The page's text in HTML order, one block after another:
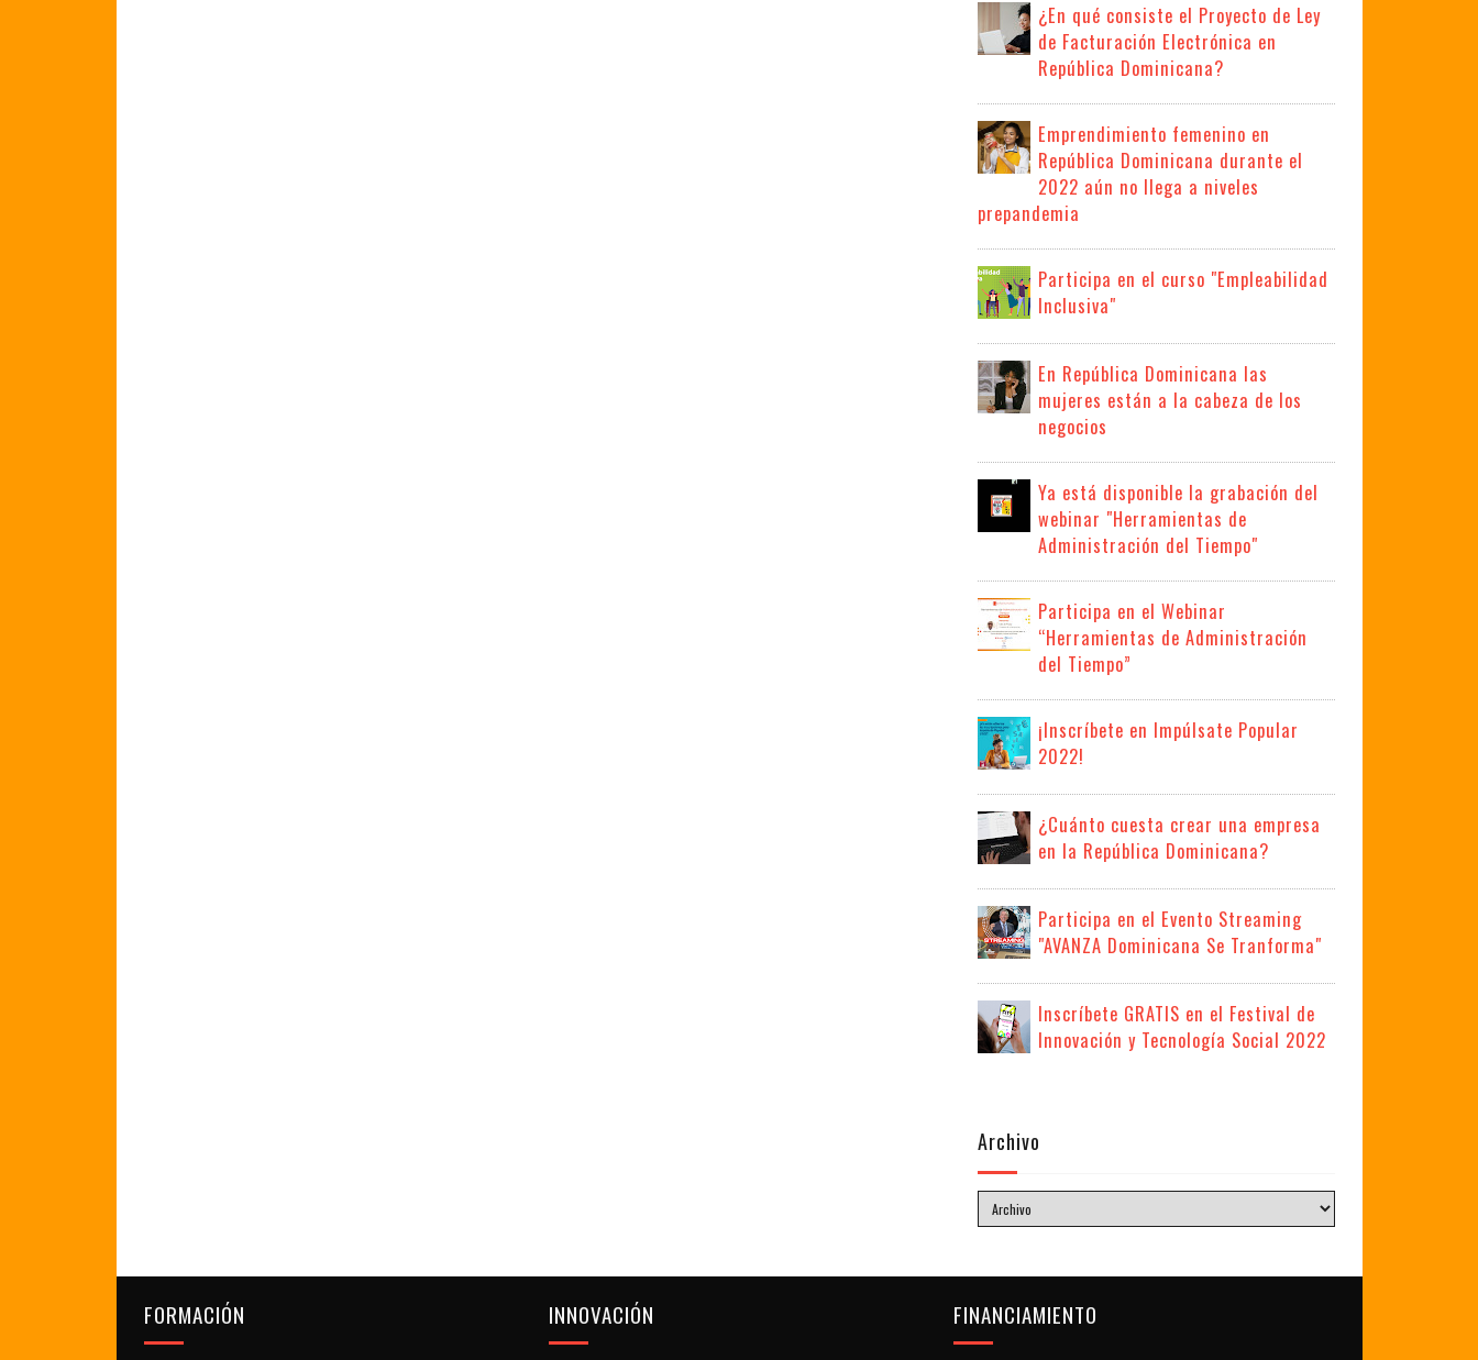
¿En qué consiste el Proyecto de Ley
de Facturación Electrónica en
República Dominicana?
Emprendimiento femenino en
República Dominicana durante el
2022 aún no llega a niveles
prepandemia
Participa en el curso "Empleabilidad
Inclusiva"
En República Dominicana las
mujeres están a la cabeza de los
negocios
Ya está disponible la grabación del
webinar "Herramientas de
Administración del Tiempo"
Participa en el Webinar
“Herramientas de Administración
del Tiempo”
¡Inscríbete en Impúlsate Popular
2022!
¿Cuánto cuesta crear una empresa
en la República Dominicana?
Participa en el Evento Streaming
"AVANZA Dominicana Se Tranforma"
Inscríbete GRATIS en el Festival de
Innovación y Tecnología Social 2022
Archivo
FORMACIÓN INNOVACIÓN FINANCIAMIENTO